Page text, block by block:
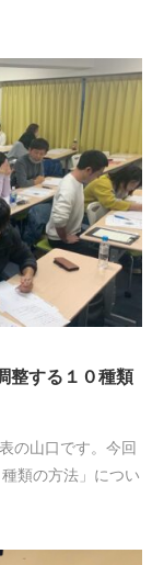
整する１０種類
の山口です。今回
類の方法」につい